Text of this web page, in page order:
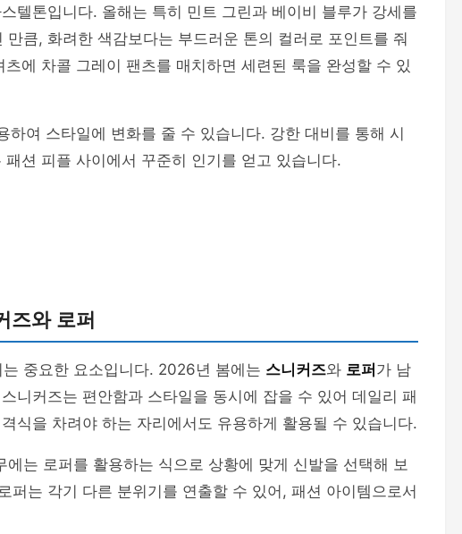
텔톤입니다. 올해는 특히 민트 그린과 베이비 블루가 강세를
만큼, 화려한 색감보다는 부드러운 톤의 컬러로 포인트를 줘
에 차콜 그레이 팬츠를 매치하면 세련된 룩을 완성할 수 있
하여 스타일에 변화를 줄 수 있습니다. 강한 대비를 통해 시
션 피플 사이에서 꾸준히 인기를 얻고 있습니다.
즈와 로퍼
중요한 요소입니다. 2026년 봄에는 스니커즈와 로퍼 가 남
니커즈는 편안함과 스타일을 동시에 잡을 수 있어 데일리 패
식을 차려야 하는 자리에서도 유용하게 활용될 수 있습니다.
에는 로퍼를 활용하는 식으로 상황에 맞게 신발을 선택해 보
퍼는 각기 다른 분위기를 연출할 수 있어, 패션 아이템으로서